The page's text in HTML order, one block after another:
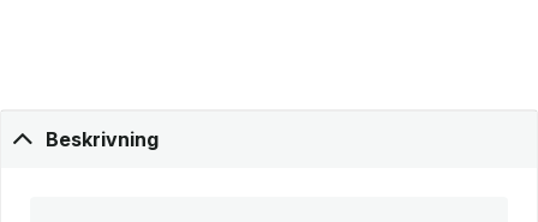
Beskrivning